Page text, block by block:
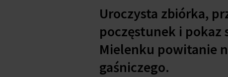
Uroczysta zbiórka,
poczęstunek i pokaz
Mielenku powitanie
gaśniczego.